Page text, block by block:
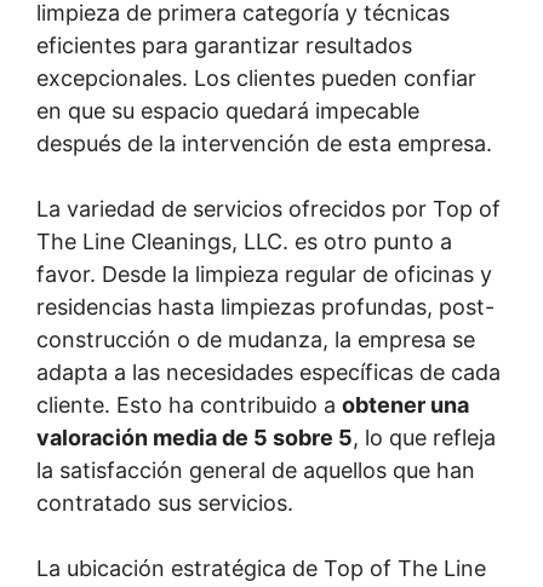
limpieza de primera categoría y técnicas
eficientes para garantizar resultados
excepcionales. Los clientes pueden confiar
en que su espacio quedará impecable
después de la intervención de esta empresa.
La variedad de servicios ofrecidos por Top of
The Line Cleanings, LLC. es otro punto a
favor. Desde la limpieza regular de oficinas y
residencias hasta limpiezas profundas, post-
construcción o de mudanza, la empresa se
adapta a las necesidades específicas de cada
cliente. Esto ha contribuido a obtener una
valoración media de 5 sobre 5, lo que refleja
la satisfacción general de aquellos que han
contratado sus servicios.
La ubicación estratégica de Top of The Line